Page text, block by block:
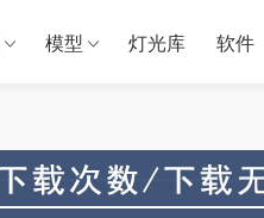
模型 灯光库 软件